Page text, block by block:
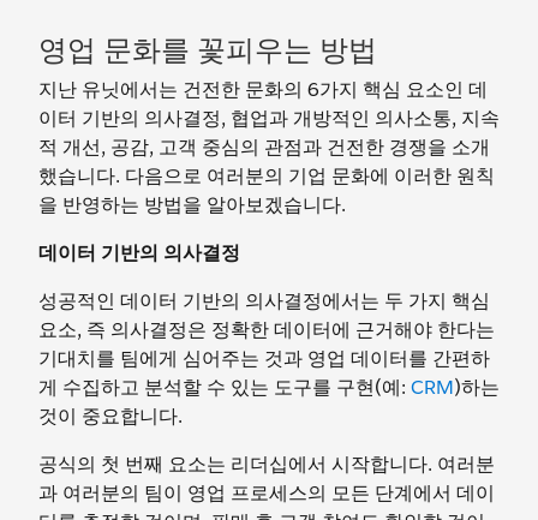
영업 문화를 꽃피우는 방법
지난 유닛에서는 건전한 문화의 6가지 핵심 요소인 데
이터 기반의 의사결정, 협업과 개방적인 의사소통, 지속
적 개선, 공감, 고객 중심의 관점과 건전한 경쟁을 소개
했습니다. 다음으로 여러분의 기업 문화에 이러한 원칙
을 반영하는 방법을 알아보겠습니다.
데이터 기반의 의사결정
성공적인 데이터 기반의 의사결정에서는 두 가지 핵심
요소, 즉 의사결정은 정확한 데이터에 근거해야 한다는
기대치를 팀에게 심어주는 것과 영업 데이터를 간편하
게 수집하고 분석할 수 있는 도구를 구현(예: CRM)하는
것이 중요합니다.
공식의 첫 번째 요소는 리더십에서 시작합니다. 여러분
과 여러분의 팀이 영업 프로세스의 모든 단계에서 데이